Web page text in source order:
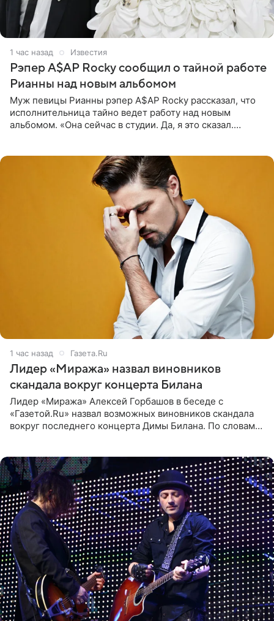
1 час назад Известия
Рэпер A$AP Rocky сообщил о тайной работе
Рианны над новым альбомом
Муж певицы Рианны рэпер A$AP Rocky рассказал, что
исполнительница тайно ведет работу над новым
альбомом. «Она сейчас в студии. Да, я это сказал.
1 час назад Газета.Ru
Лидер «Миража» назвал виновников
скандала вокруг концерта Билана
Лидер «Миража» Алексей Горбашов в беседе с
«Газетой.Ru» назвал возможных виновников скандала
вокруг последнего концерта Димы Билана. По словам